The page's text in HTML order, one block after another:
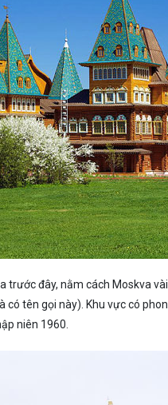
trước đây, nằm cách Moskva
tên gọi này). Khu vực có
niên 1960.